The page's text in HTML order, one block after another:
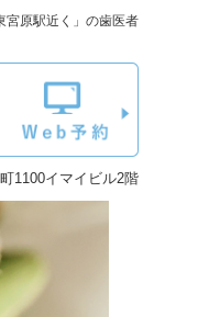
宮原駅近く」の歯医者
1100イマイビル2階